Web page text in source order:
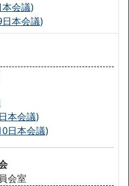
会議)
本会議)
本会議)
日本会議)
会室